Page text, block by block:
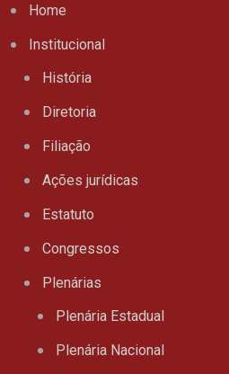
Home
Institucional
História
Diretoria
Filiação
Ações jurídicas
Estatuto
Congressos
Plenárias
Plenária Estadual
Plenária Nacional